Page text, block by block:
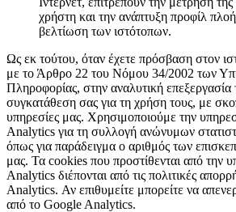
χρήστη και την ανάπτυξη προφίλ
βελτίωση των ιστότοπων.
Ως εκ τούτου, όταν έχετε πρόσβαση στον
με το Άρθρο 22 του Νόμου 34/2002 των
Πληροφορίας, στην αναλυτική
συγκατάθεση σας για τη χρήση τους, με
υπηρεσίες μας. Χρησιμοποιούμε την
Analytics για τη συλλογή ανώνυμων
όπως για παράδειγμα ο αριθμός των
μας. Τα cookies που προστίθενται από την
Analytics διέπονται από τις πολιτικές
Analytics. Αν επιθυμείτε μπορείτε να
από το Google Analytics.